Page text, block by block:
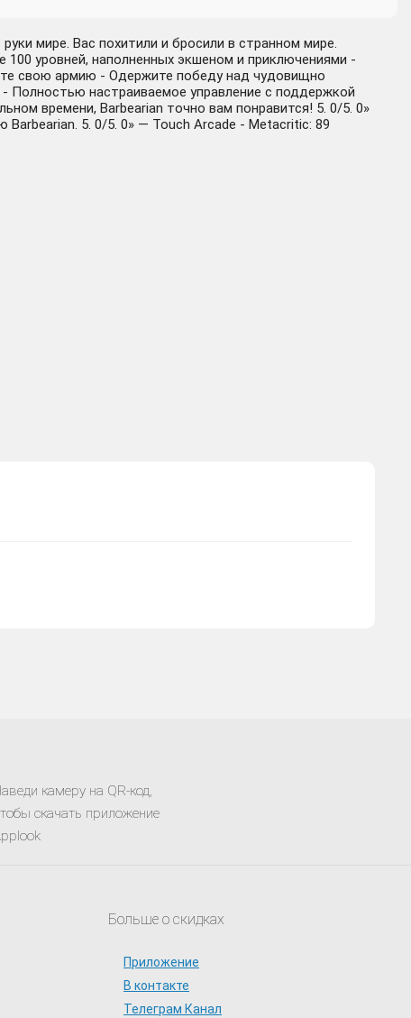
мире. Вас похитили и бросили в странном мире.
уровней, наполненных экшеном и приключениями -
свою армию - Одержите победу над чудовищно
настраиваемое управление с поддержкой
времени, Barbearian точно вам понравится! 5. 0/5. 0»
5. 0/5. 0» — Touch Arcade - Metacritic: 89
камеру на QR-код,
скачать приложение
Больше о скидках
Приложение
В контакте
Телеграм Канал